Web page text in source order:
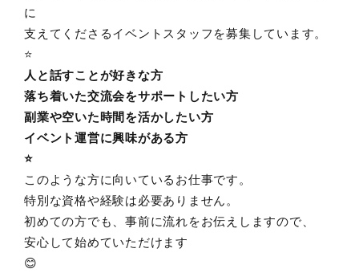
に
支えてくださるイベントスタッフを募集しています。
⭐️
人と話すことが好きな方
落ち着いた交流会をサポートしたい方
副業や空いた時間を活かしたい方
イベント運営に興味がある方
⭐️
このような方に向いているお仕事です。
特別な資格や経験は必要ありません。
初めての方でも、事前に流れをお伝えしますので、
安心して始めていただけます
😊